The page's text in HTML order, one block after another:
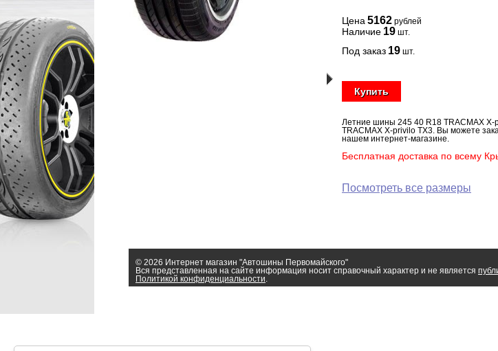
Цена 5162 рублей
Наличие 19 шт.
Под заказ 19 шт.
Купить
Летние шины 245 40 R18 TRACMAX X-
TRACMAX X-privilo TX3. Вы можете
нашем интернет-магазине.
Бесплатная доставка по всему
Посмотреть все размеры
© 2026 Интернет магазин "Автошины Первомайского"
Вся представленная на сайте информация носит справочный характер и не является
Политикой конфиденциальности.